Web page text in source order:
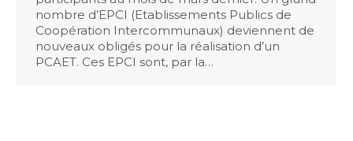
nombre d’EPCI (Etablissements Publics de
Coopération Intercommunaux) deviennent de
nouveaux obligés pour la réalisation d’un
PCAET. Ces EPCI sont, par la…